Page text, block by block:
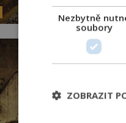
Nezbytně
soubory
ZOBRAZIT